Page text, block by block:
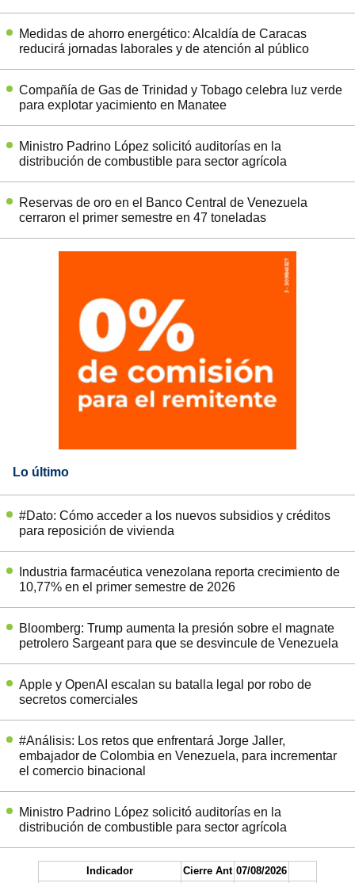
Medidas de ahorro energético: Alcaldía de Caracas
reducirá jornadas laborales y de atención al público
Compañía de Gas de Trinidad y Tobago celebra luz verde
para explotar yacimiento en Manatee
Ministro Padrino López solicitó auditorías en la
distribución de combustible para sector agrícola
Reservas de oro en el Banco Central de Venezuela
cerraron el primer semestre en 47 toneladas
Lo último
#Dato: Cómo acceder a los nuevos subsidios y créditos
para reposición de vivienda
Industria farmacéutica venezolana reporta crecimiento de
10,77% en el primer semestre de 2026
Bloomberg: Trump aumenta la presión sobre el magnate
petrolero Sargeant para que se desvincule de Venezuela
Apple y OpenAI escalan su batalla legal por robo de
secretos comerciales
#Análisis: Los retos que enfrentará Jorge Jaller,
embajador de Colombia en Venezuela, para incrementar
el comercio binacional
Ministro Padrino López solicitó auditorías en la
distribución de combustible para sector agrícola
Indicador Cierre Ant 07/08/2026